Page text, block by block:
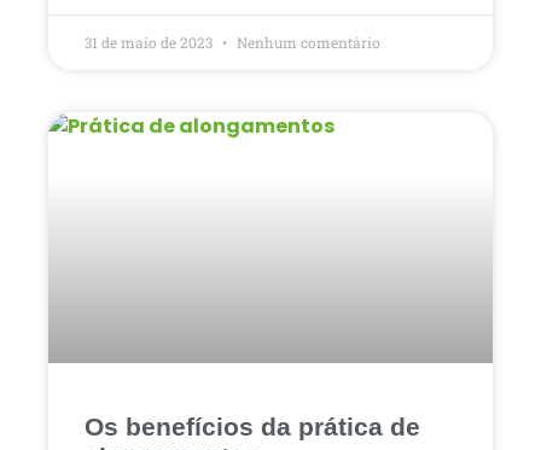
31 de maio de 2023 Nenhum comentário
Os benefícios da prática de